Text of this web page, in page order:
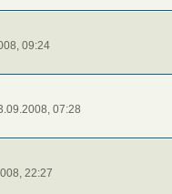
09:24
07:28
22:27